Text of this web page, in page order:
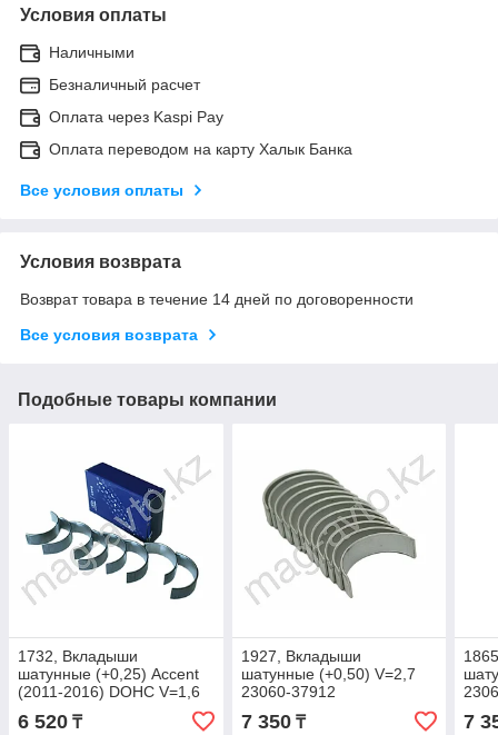
Условия оплаты
Наличными
Безналичный расчет
Оплата через Kaspi Pay
Оплата переводом на карту Халык Банка
Все условия оплаты
Условия возврата
Возврат товара в течение 14 дней по договоренности
Все условия возврата
Подобные товары компании
1732, Вкладыши
шатунные (+0,25) Accent
(2011-2016) DOHC V=1,6
MOBIS 23060-2B911
6 520 ₸
1927, Вкладыши
шатунные (+0,50) V=2,7
23060-37912
7 350₸ 7